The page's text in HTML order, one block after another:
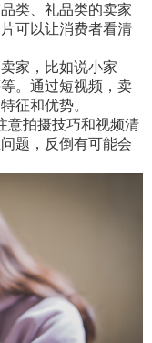
类、礼品类的卖家
可以让消费者看清
家，比如说小家
。通过短视频，卖
征和优势。
意拍摄技巧和视频清
题，反倒有可能会